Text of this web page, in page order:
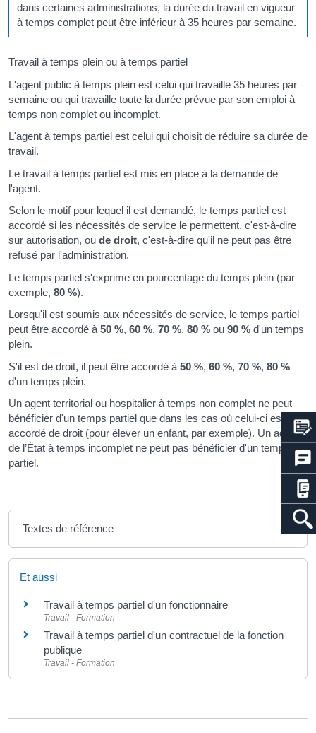
dans certaines administrations, la durée du travail en vigueur
à temps complet peut être inférieur à 35 heures par semaine.
Travail à temps plein ou à temps partiel
L'agent public à temps plein est celui qui travaille 35 heures par
semaine ou qui travaille toute la durée prévue par son emploi à
temps non complet ou incomplet.
L'agent à temps partiel est celui qui choisit de réduire sa durée de
travail.
Le travail à temps partiel est mis en place à la demande de
l'agent.
Selon le motif pour lequel il est demandé, le temps partiel est
accordé si les nécessités de service le permettent, c'est-à-dire
sur autorisation, ou de droit, c'est-à-dire qu'il ne peut pas être
refusé par l'administration.
Le temps partiel s'exprime en pourcentage du temps plein (par
exemple, 80 %).
Lorsqu'il est soumis aux nécessités de service, le temps partiel
peut être accordé à 50 %, 60 %, 70 %, 80 % ou 90 % d'un temps
plein.
S'il est de droit, il peut être accordé à 50 %, 60 %, 70 %, 80 %
d'un temps plein.
Un agent territorial ou hospitalier à temps non complet ne peut
bénéficier d'un temps partiel que dans les cas où celui-ci est
accordé de droit (pour élever un enfant, par exemple). Un agent
de l’État à temps incomplet ne peut pas bénéficier d'un temps
partiel.
Textes de référence
Et aussi
Travail à temps partiel d'un fonctionnaire
Travail - Formation
Travail à temps partiel d'un contractuel de la fonction
publique
Travail - Formation